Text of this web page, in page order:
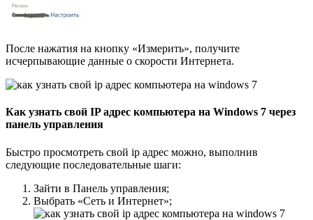
После нажатия на кнопку «Измерить», получите
исчерпывающие данные о скорости Интернета.
Как узнать свой IP адрес компьютера на Windows 7 через
панель управления
Быстро просмотреть свой ip адрес можно, выполнив
следующие последовательные шаги:
Зайти в Панель управления;
Выбрать «Сеть и Интернет»;